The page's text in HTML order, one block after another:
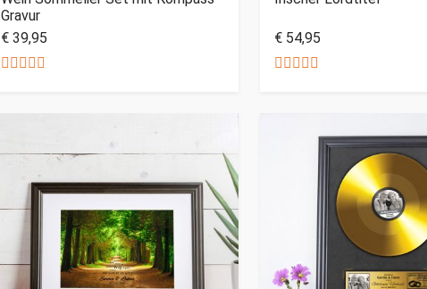
Gravur
€ 39,95
€ 54,95